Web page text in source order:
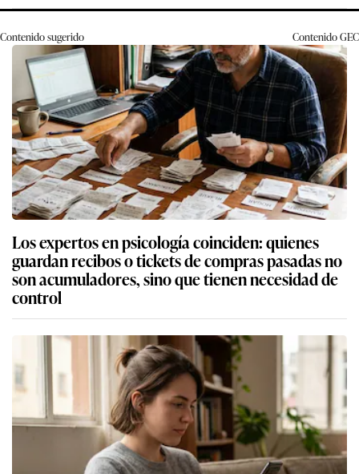
Contenido sugerido ContenidoGEC
Los expertos en psicología coinciden: quienes
guardan recibos o tickets de compras pasadas no
son acumuladores, sino que tienen necesidad de
control